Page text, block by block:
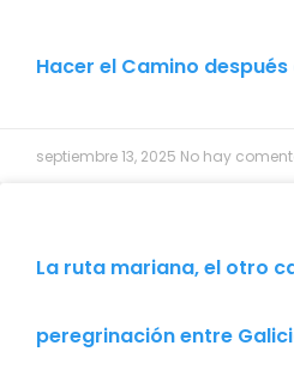
Hacer el Camino
septiembre 13, 2025 No hay
La ruta mariana, el otro
peregrinación entre